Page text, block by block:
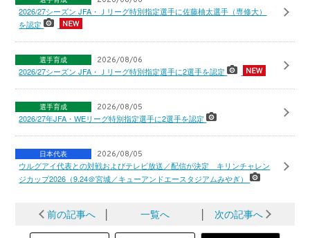
2026/27シーズン JFA・Ｊリーグ特別指定選手に佐藤柚太選手（専修大）
を認定
選手育成 2026/08/06
2026/27シーズン JFA・Ｊリーグ特別指定選手に2選手を認定
選手育成 2026/08/05
2026/27年JFA・WEリーグ特別指定選手に2選手を認定
日本代表 2026/08/05
ウルグアイ代表との対戦およびテレビ放送／配信が決定 キリンチャレン
ジカップ2026（9.24＠宮城／キューアンドエースタジアムみやぎ）
前の記事へ │ 一覧へ │ 次の記事へ